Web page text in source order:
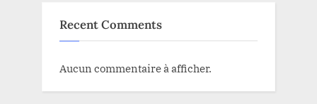
Recent Comments
Aucun commentaire à afficher.